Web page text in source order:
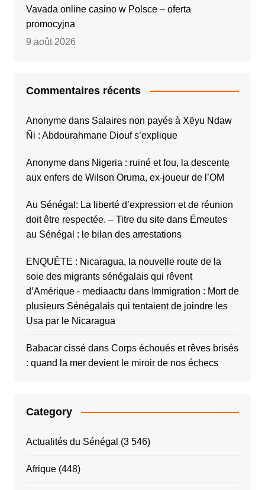
Vavada online casino w Polsce – oferta
promocyjna
9 août 2026
Commentaires récents
Anonymedans Salaires non payés à Xëyu Ndaw
Ñi : Abdourahmane Diouf s’explique
Anonymedans Nigeria : ruiné et fou, la descente
aux enfers de Wilson Oruma, ex-joueur de l’OM
Au Sénégal: La liberté d’expression et de réunion
doit être respectée. – Titre du sitedans Émeutes
au Sénégal : le bilan des arrestations
ENQUÊTE : Nicaragua, la nouvelle route de la
soie des migrants sénégalais qui rêvent
d’Amérique - mediaactu dans Immigration : Mort de
plusieurs Sénégalais qui tentaient de joindre les
Usa par le Nicaragua
Babacar cissédans Corps échoués et rêves brisés
: quand la mer devient le miroir de nos échecs
Category
Actualités du Sénégal (3 546)
Afrique(448)